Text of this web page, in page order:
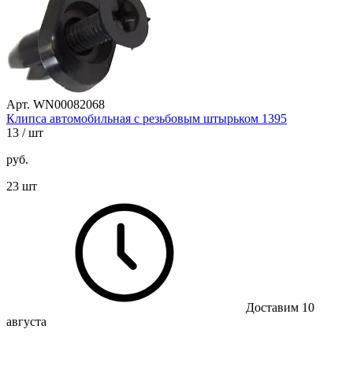
Арт. WN00082068
Клипса автомобильная с резьбовым штырьком 1395
13 / шт
руб.
23 шт
Доставим 10
августа